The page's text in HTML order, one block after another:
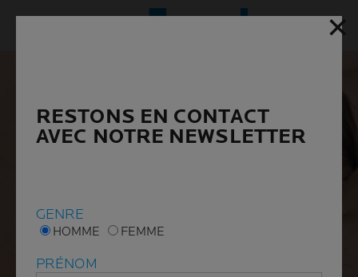
✕
RESTONS EN CONTACT
AVEC NOTRE NEWSLETTER
GENRE
HOMME FEMME
PRÉNOM
✕
RESTONS EN CONTACT
AVEC NOTRE NEWSLETTER
GENRE
HOMME FEMME
PRÉNOM